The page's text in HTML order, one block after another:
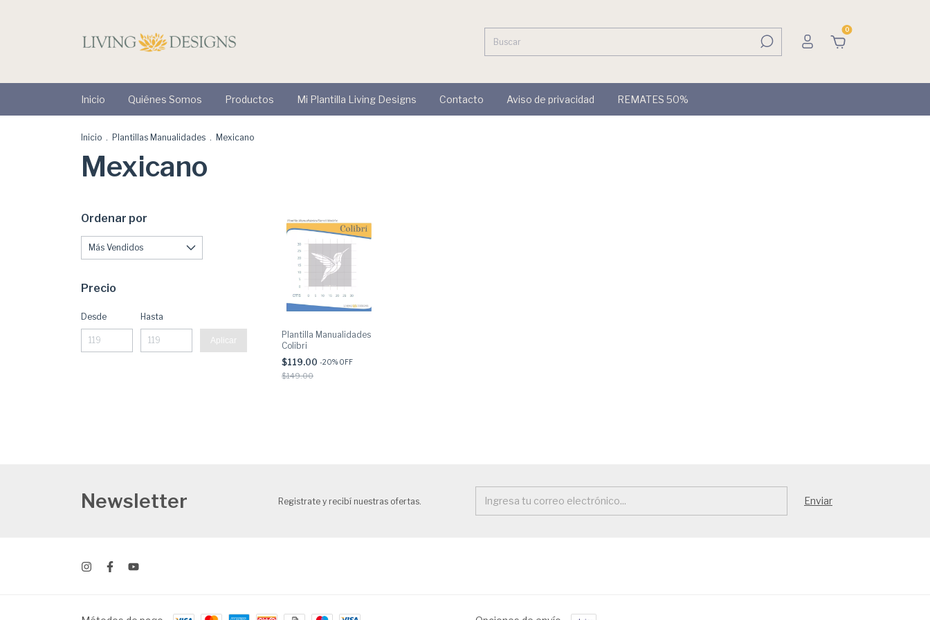
0
Inicio Quiénes Somos Productos Mi Plantilla Living Designs Contacto Aviso de privacidad REMATES 50%
Inicio . Plantillas Manualidades . Mexicano
Mexicano
Ordenar por
Precio
Desde Hasta
Aplicar
Plantilla Manualidades
Colibri
$119.00 -20% OFF
$149.00
Newsletter Registrate y recibí nuestras ofertas.